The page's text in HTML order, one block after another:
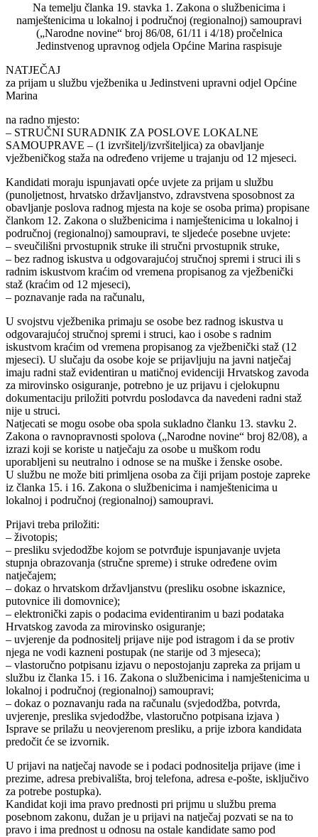
Na temelju članka 19. stavka 1. Zakona o službenicima i
namještenicima u lokalnoj i područnoj (regionalnoj) samoupravi
(„Narodne novine“ broj 86/08, 61/11 i 4/18) pročelnica
Jedinstvenog upravnog odjela Općine Marina raspisuje
NATJEČAJ
za prijam u službu vježbenika u Jedinstveni upravni odjel Općine
Marina
na radno mjesto:
– STRUČNI SURADNIK ZA POSLOVE LOKALNE
SAMOUPRAVE – (1 izvršitelj/izvršiteljica) za obavljanje
vježbeničkog staža na određeno vrijeme u trajanju od 12 mjeseci.
Kandidati moraju ispunjavati opće uvjete za prijam u službu
(punoljetnost, hrvatsko državljanstvo, zdravstvena sposobnost za
obavljanje poslova radnog mjesta na koje se osoba prima) propisane
člankom 12. Zakona o službenicima i namještenicima u lokalnoj i
područnoj (regionalnoj) samoupravi, te sljedeće posebne uvjete:
– sveučilišni prvostupnik struke ili stručni prvostupnik struke,
– bez radnog iskustva u odgovarajućoj stručnoj spremi i struci ili s
radnim iskustvom kraćim od vremena propisanog za vježbenički
staž (kraćim od 12 mjeseci),
– poznavanje rada na računalu,
U svojstvu vježbenika primaju se osobe bez radnog iskustva u
odgovarajućoj stručnoj spremi i struci, kao i osobe s radnim
iskustvom kraćim od vremena propisanog za vježbenički staž (12
mjeseci). U slučaju da osobe koje se prijavljuju na javni natječaj
imaju radni staž evidentiran u matičnoj evidenciji Hrvatskog zavoda
za mirovinsko osiguranje, potrebno je uz prijavu i cjelokupnu
dokumentaciju priložiti potvrdu poslodavca da navedeni radni staž
nije u struci.
Natjecati se mogu osobe oba spola sukladno članku 13. stavku 2.
Zakona o ravnopravnosti spolova („Narodne novine“ broj 82/08), a
izrazi koji se koriste u natječaju za osobe u muškom rodu
uporabljeni su neutralno i odnose se na muške i ženske osobe.
U službu ne može biti primljena osoba za čiji prijam postoje zapreke
iz članka 15. i 16. Zakona o službenicima i namještenicima u
lokalnoj i područnoj (regionalnoj) samoupravi.
Prijavi treba priložiti:
– životopis;
– presliku svjedodžbe kojom se potvrđuje ispunjavanje uvjeta
stupnja obrazovanja (stručne spreme) i struke određene ovim
natječajem;
– dokaz o hrvatskom državljanstvu (presliku osobne iskaznice,
putovnice ili domovnice);
– elektronički zapis o podacima evidentiranim u bazi podataka
Hrvatskog zavoda za mirovinsko osiguranje;
– uvjerenje da podnositelj prijave nije pod istragom i da se protiv
njega ne vodi kazneni postupak (ne starije od 3 mjeseca);
– vlastoručno potpisanu izjavu o nepostojanju zapreka za prijam u
službu iz članka 15. i 16. Zakona o službenicima i namještenicima u
lokalnoj i područnoj (regionalnoj) samoupravi;
– dokaz o poznavanju rada na računalu (svjedodžba, potvrda,
uvjerenje, preslika svjedodžbe, vlastoručno potpisana izjava )
Isprave se prilažu u neovjerenom presliku, a prije izbora kandidata
predočit će se izvornik.
U prijavi na natječaj navode se i podaci podnositelja prijave (ime i
prezime, adresa prebivališta, broj telefona, adresa e-pošte, isključivo
za potrebe postupka).
Kandidat koji ima pravo prednosti pri prijmu u službu prema
posebnom zakonu, dužan je u prijavi na natječaj pozvati se na to
pravo i ima prednost u odnosu na ostale kandidate samo pod